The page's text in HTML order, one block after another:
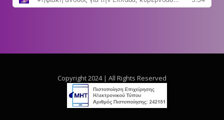
Copyright 2024 | All Rights Reserved